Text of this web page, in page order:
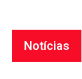
Notícias